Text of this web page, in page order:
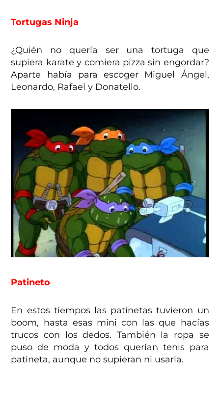
Tortugas Ninja
¿Quién no quería ser una tortuga que
supiera karate y comiera pizza sin engordar?
Aparte había para escoger Miguel Ángel,
Leonardo, Rafael y Donatello.
Patineto
En estos tiempos las patinetas tuvieron un
boom, hasta esas mini con las que hacías
trucos con los dedos. También la ropa se
puso de moda y todos querían tenis para
patineta, aunque no supieran ni usarla.